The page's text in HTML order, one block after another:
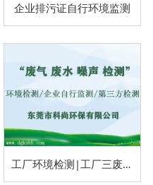
企业排污证自行环境监测
工厂环境检测|工厂三废检测